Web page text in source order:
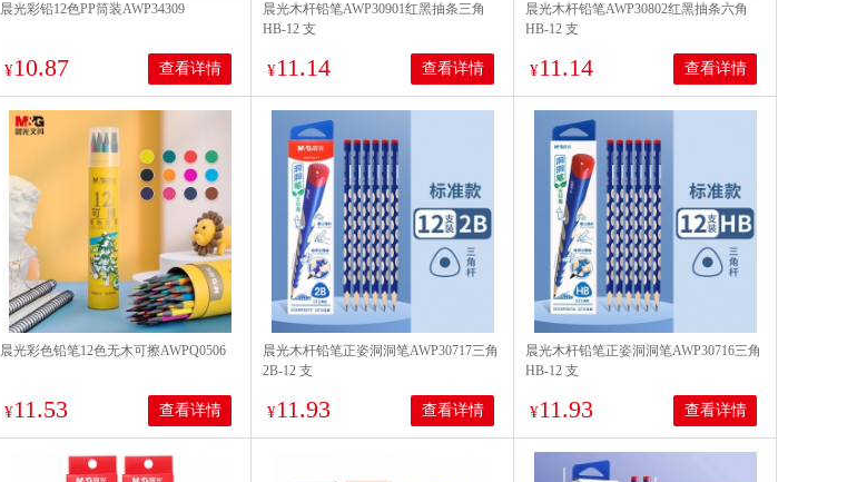
晨光彩铅12色PP筒装AWP34309
¥10.87 查看详情
晨光木杆铅笔AWP30901红黑抽条三角
HB-12 支
¥11.14 查看详情
晨光木杆铅笔AWP30802红黑抽条六角
HB-12 支
¥11.14 查看详情
晨光彩色铅笔12色无木可擦AWPQ0506
¥11.53 查看详情
晨光木杆铅笔正姿洞洞笔AWP30717三角
2B-12 支
¥11.93 查看详情
晨光木杆铅笔正姿洞洞笔AWP30716三角
HB-12 支
¥11.93 查看详情